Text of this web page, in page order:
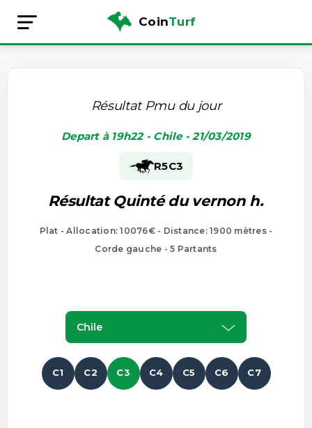
CoinTurf
Résultat Pmu du jour
Depart à 19h22 - Chile - 21/03/2019
R5C3
Résultat Quinté du vernon h.
Plat - Allocation: 10076€ - Distance: 1900 mètres -
Corde gauche - 5 Partants
Chile
C1 C2 C3 C4 C5 C6 C7